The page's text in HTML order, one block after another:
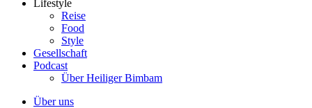
Lifestyle
Reise
Food
Style
Gesellschaft
Podcast
Über Heiliger Bimbam
Über uns